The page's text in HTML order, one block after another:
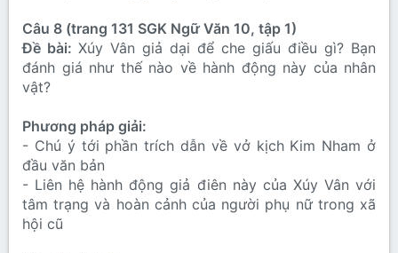
Câu 8 (trang 131 SGK Ngữ Văn 10, tập 1)
Đề bài: Xúy Vân giả dại để che giấu điều gì? Bạn
đánh giá như thế nào về hành động này của nhân
vật?
Phương pháp giải:
- Chú ý tới phần trích dẫn về vở kịch Kim Nham ở
đầu văn bản
- Liên hệ hành động giả điên này của Xúy Vân với
tâm trạng và hoàn cảnh của người phụ nữ trong xã
hội cũ